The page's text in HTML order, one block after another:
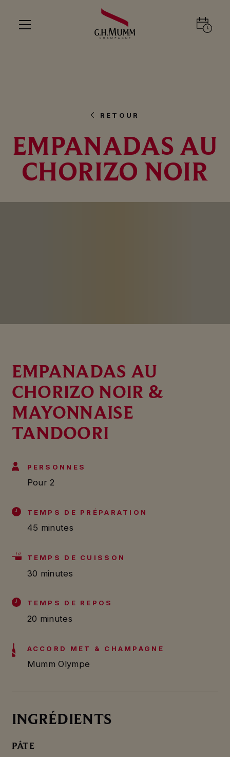
RETOUR
EMPANADAS AU
CHORIZO NOIR
EMPANADAS AU
CHORIZO NOIR &
MAYONNAISE
TANDOORI
PERSONNES
Pour 2
TEMPS DE PRÉPARATION
45 minutes
TEMPS DE CUISSON
30 minutes
TEMPS DE REPOS
20 minutes
ACCORD MET & CHAMPAGNE
Mumm Olympe
INGRÉDIENTS
PÂTE